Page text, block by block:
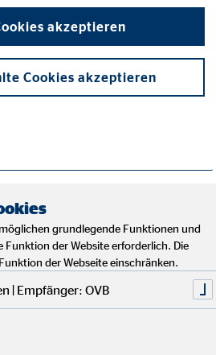
können Sie auf folgender
im-internet.de
Region Stuttgart
Registernummer:
mit
Abs. 1 Satz 1 Nummer 1 und 2
Vermittlerregister gemäß § 34 f Abs.
akzeptieren
Cookies akzeptieren
grundlegende Funktionen und
Funktion der Website erforderlich. Die
der Webseite einschränken.
| Empfänger: OVB